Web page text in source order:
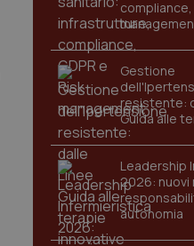
compliance,
Gestione
resistente:
Guida alle
innovative
Leadership
2026: nuovi
autonomia